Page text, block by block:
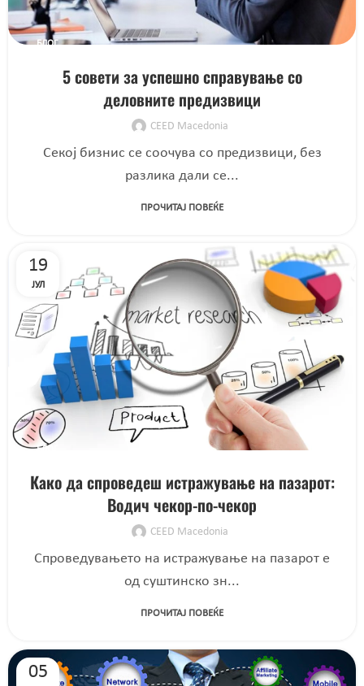
БЛОГ
5 совети за успешно справување со
деловните предизвици
CEED Macedonia
Секој бизнис се соочува со предизвици, без
разлика дали се...
ПРОЧИТАЈ ПОВЕЌЕ
19
ЈУЛ
БЛОГ
Како да спроведеш истражување на пазарот:
Водич чекор-по-чекор
CEED Macedonia
Спроведувањето на истражување на пазарот е
од суштинско зн...
ПРОЧИТАЈ ПОВЕЌЕ
05